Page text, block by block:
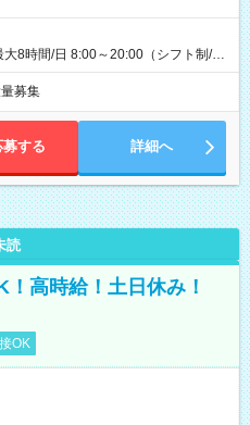
8時間/日 8:00～20:00（シフト制/実
所次第では週4も有り） ※配達状況
能性有り ※案件により多少の前後あ
募集
募する 詳細へ
読
高時給！土日休み！
OK